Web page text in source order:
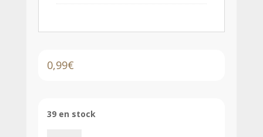
0,99€
39 en stock